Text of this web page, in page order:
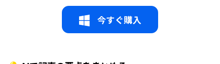
今すぐ購入